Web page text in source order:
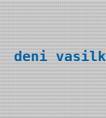
Перейти
к
содержимому
deni